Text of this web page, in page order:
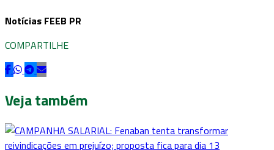
Notícias FEEB PR
COMPARTILHE
Veja também